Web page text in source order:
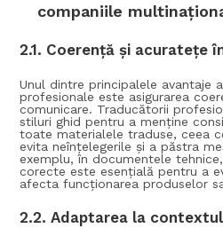
companiile
2.1. Coerență și acuratețe
Unul dintre principalele avantaje
profesionale este asigurarea
comunicare. Traducătorii
stiluri ghid pentru a menține
toate materialele traduse, ceea
evita neînțelegerile și a păstra
exemplu, în documentele
corecte este esențială pentru a
afecta funcționarea produselor
2.2.Adaptarea la